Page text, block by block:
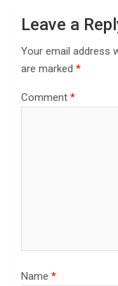
Leave a
Your email address
are marked *
Comment *
Name *